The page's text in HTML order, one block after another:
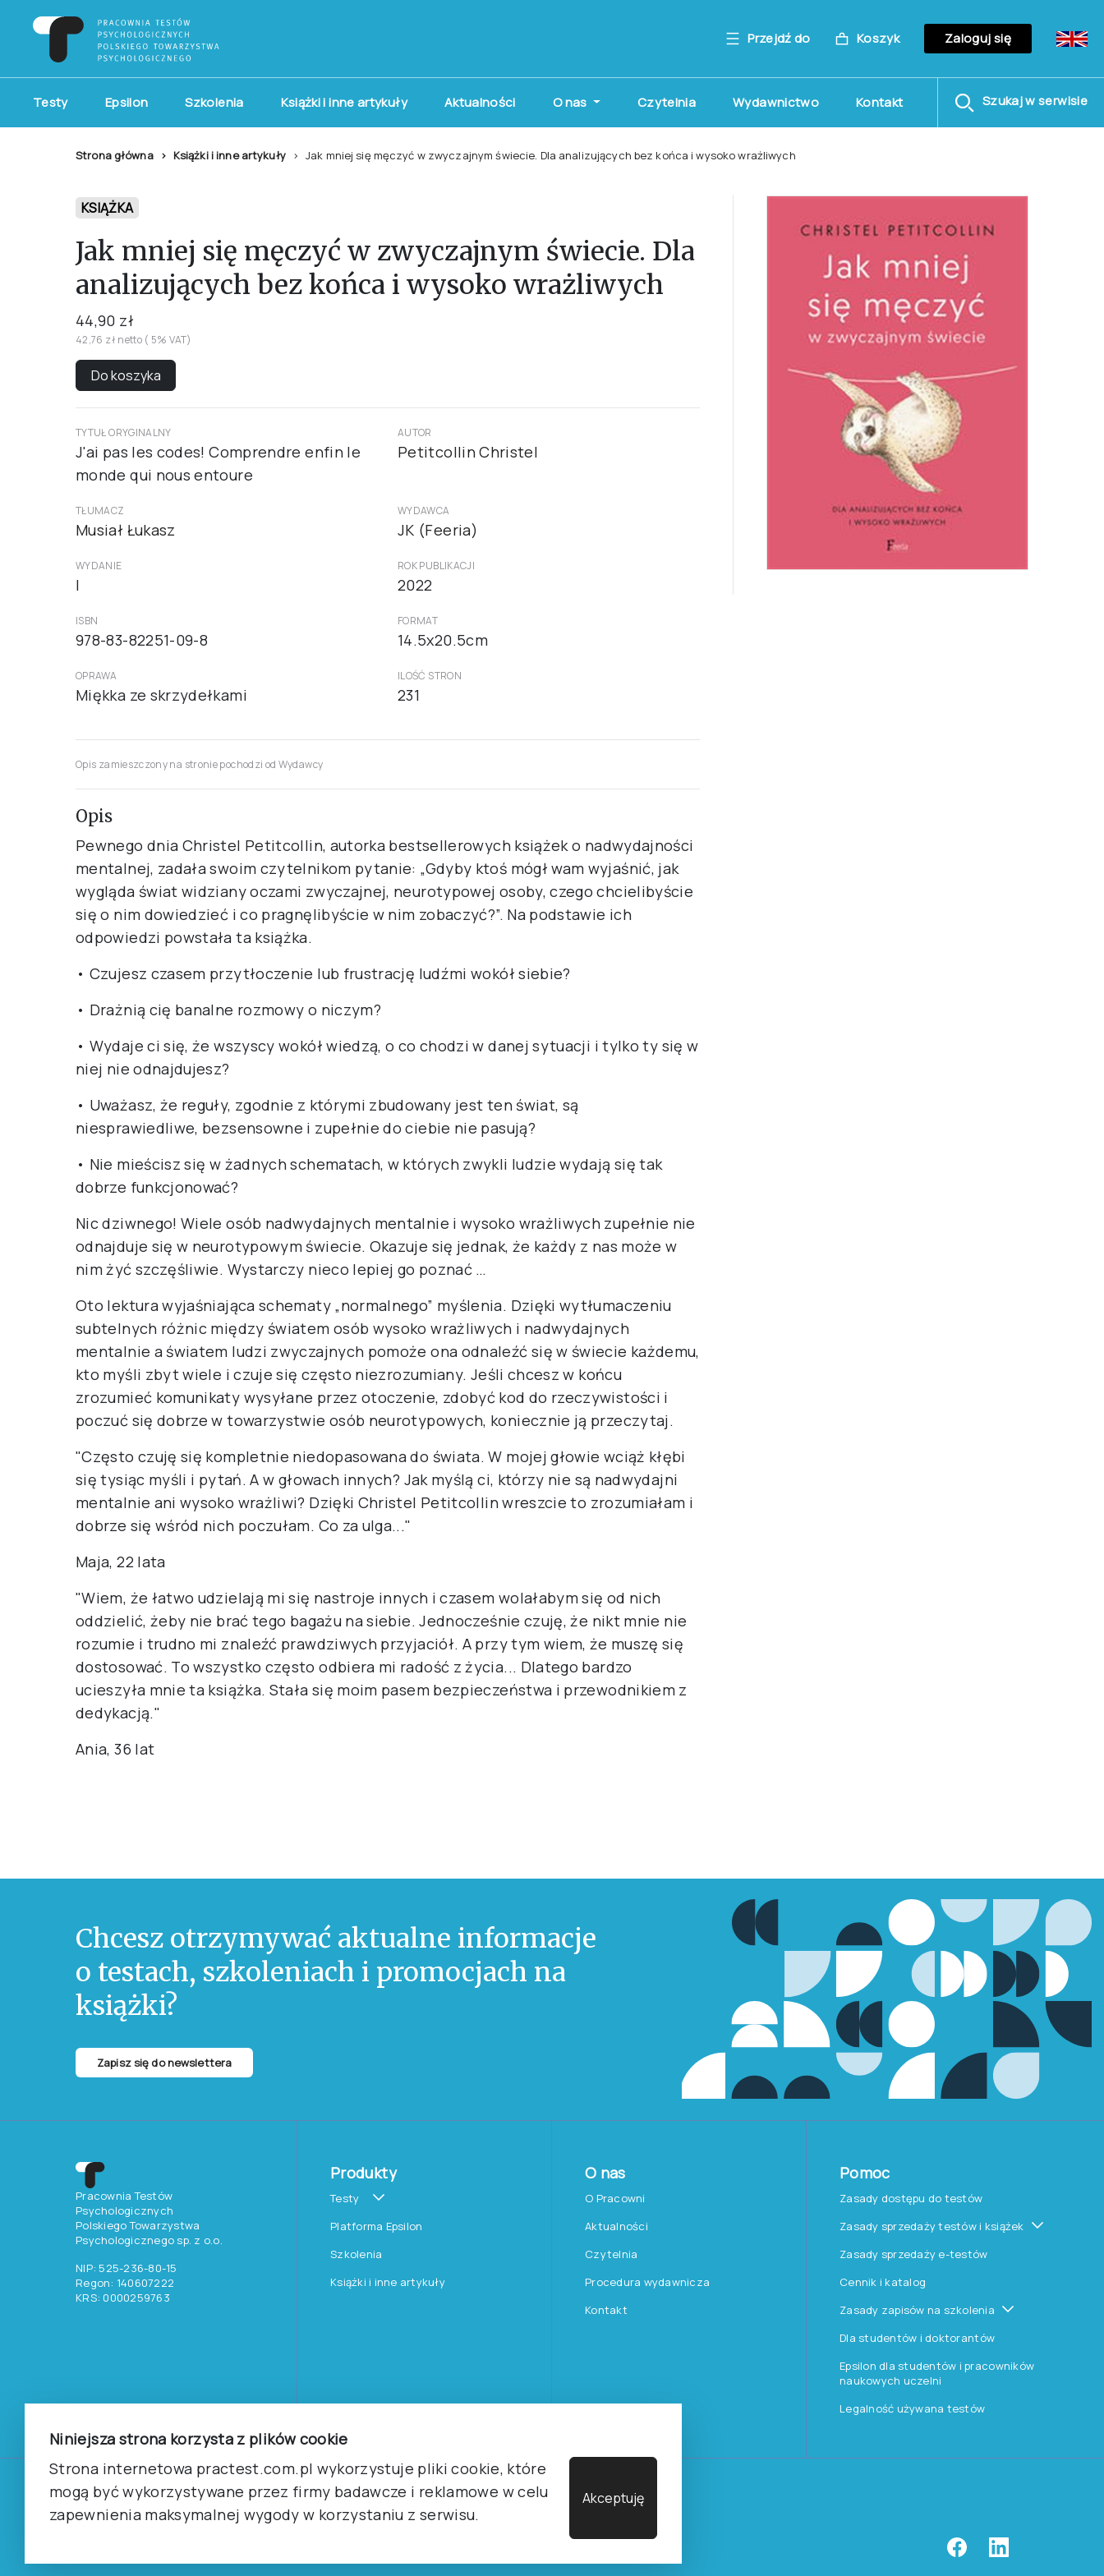
Niniejsza strona korzysta z plików cookie
Strona internetowa practest.com.pl wykorzystuje pliki cookie, które
mogą być wykorzystywane przez firmy badawcze i reklamowe w celu
zapewnienia maksymalnej wygody w korzystaniu z serwisu.
Akceptuję
Przejdź do Koszyk Zaloguj się
Testy Epsilon Szkolenia Książki i inne artykuły Aktualności O nas Czytelnia Wydawnictwo Kontakt Szukaj w serwisie
Strona główna Książki i inne artykuły Jak mniej się męczyć w zwyczajnym świecie. Dla analizujących bez końca i wysoko wrażliwych
KSIĄŻKA
Jak mniej się męczyć w zwyczajnym świecie. Dla
analizujących bez końca i wysoko wrażliwych
44,90 zł
42,76 zł netto ( 5% VAT)
Do koszyka
TYTUŁ ORYGINALNY
J'ai pas les codes! Comprendre enfin le
monde qui nous entoure
AUTOR
Petitcollin Christel
TŁUMACZ
Musiał Łukasz
WYDAWCA
JK (Feeria)
WYDANIE
I
ROK PUBLIKACJI
2022
ISBN
978-83-82251-09-8
FORMAT
14.5x20.5cm
OPRAWA
Miękka ze skrzydełkami
ILOŚĆ STRON
231
Opis zamieszczony na stronie pochodzi od Wydawcy
Opis
Pewnego dnia Christel Petitcollin, autorka bestsellerowych książek o nadwydajności
mentalnej, zadała swoim czytelnikom pytanie: „Gdyby ktoś mógł wam wyjaśnić, jak
wygląda świat widziany oczami zwyczajnej, neurotypowej osoby, czego chcielibyście
się o nim dowiedzieć i co pragnęlibyście w nim zobaczyć?”. Na podstawie ich
odpowiedzi powstała ta książka.
• Czujesz czasem przytłoczenie lub frustrację ludźmi wokół siebie?
• Drażnią cię banalne rozmowy o niczym?
• Wydaje ci się, że wszyscy wokół wiedzą, o co chodzi w danej sytuacji i tylko ty się w
niej nie odnajdujesz?
• Uważasz, że reguły, zgodnie z którymi zbudowany jest ten świat, są
niesprawiedliwe, bezsensowne i zupełnie do ciebie nie pasują?
• Nie mieścisz się w żadnych schematach, w których zwykli ludzie wydają się tak
dobrze funkcjonować?
Nic dziwnego! Wiele osób nadwydajnych mentalnie i wysoko wrażliwych zupełnie nie
odnajduje się w neurotypowym świecie. Okazuje się jednak, że każdy z nas może w
nim żyć szczęśliwie. Wystarczy nieco lepiej go poznać …
Oto lektura wyjaśniająca schematy „normalnego” myślenia. Dzięki wytłumaczeniu
subtelnych różnic między światem osób wysoko wrażliwych i nadwydajnych
mentalnie a światem ludzi zwyczajnych pomoże ona odnaleźć się w świecie każdemu,
kto myśli zbyt wiele i czuje się często niezrozumiany. Jeśli chcesz w końcu
zrozumieć komunikaty wysyłane przez otoczenie, zdobyć kod do rzeczywistości i
poczuć się dobrze w towarzystwie osób neurotypowych, koniecznie ją przeczytaj.
"Często czuję się kompletnie niedopasowana do świata. W mojej głowie wciąż kłębi
się tysiąc myśli i pytań. A w głowach innych? Jak myślą ci, którzy nie są nadwydajni
mentalnie ani wysoko wrażliwi? Dzięki Christel Petitcollin wreszcie to zrozumiałam i
dobrze się wśród nich poczułam. Co za ulga..."
Maja, 22 lata
"Wiem, że łatwo udzielają mi się nastroje innych i czasem wolałabym się od nich
oddzielić, żeby nie brać tego bagażu na siebie. Jednocześnie czuję, że nikt mnie nie
rozumie i trudno mi znaleźć prawdziwych przyjaciół. A przy tym wiem, że muszę się
dostosować. To wszystko często odbiera mi radość z życia... Dlatego bardzo
ucieszyła mnie ta książka. Stała się moim pasem bezpieczeństwa i przewodnikiem z
dedykacją."
Ania, 36 lat
Chcesz otrzymywać aktualne informacje
o testach, szkoleniach i promocjach na
książki?
Zapisz się do newslettera
Pracownia Testów
Psychologicznych
Polskiego Towarzystwa
Psychologicznego sp. z o.o.
NIP: 525-236-80-15
Regon: 140607222
KRS: 0000259763
Produkty
Testy
Platforma Epsilon
Szkolenia
Książki i inne artykuły
O nas
O Pracowni
Aktualności
Czytelnia
Procedura wydawnicza
Kontakt
Pomoc
Zasady dostępu do testów
Zasady sprzedaży testów i książek
Zasady sprzedaży e-testów
Cennik i katalog
Zasady zapisów na szkolenia
Dla studentów i doktorantów
Epsilon dla studentów i pracowników
naukowych uczelni
Legalność używana testów
©2026Pracownia Testów Psychologicznych Polskiego Towarzystwa Psychologicznego sp. z o.o.
Wszelkie prawa zastrzeżone.